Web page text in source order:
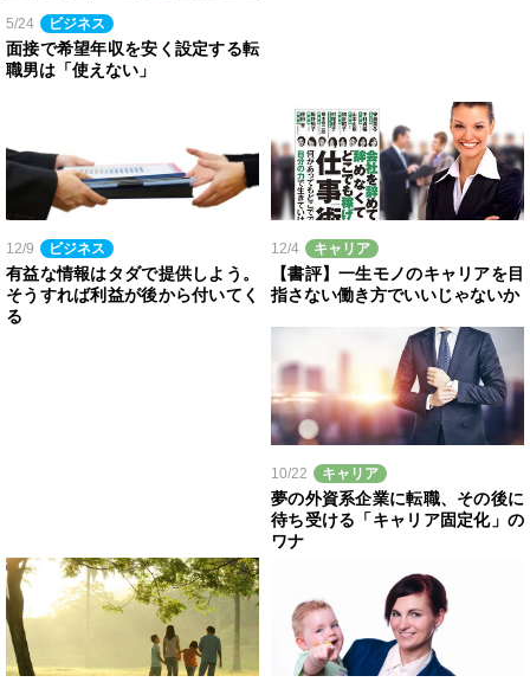
5/24 ビジネス
面接で希望年収を安く設定する転
職男は「使えない」
12/9 ビジネス
有益な情報はタダで提供しよう。
そうすれば利益が後から付いてく
る
12/4 キャリア
【書評】一生モノのキャリアを目
指さない働き方でいいじゃないか
10/22 キャリア
夢の外資系企業に転職、その後に
待ち受ける「キャリア固定化」の
ワナ